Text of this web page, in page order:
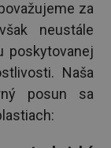
za
neustále
poskytovanej
Naša
posun sa